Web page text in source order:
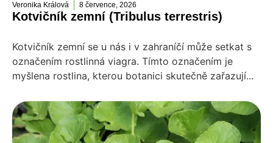
Veronika Králová 8 července, 2026
Kotvičník zemní (Tribulus terrestris)
Kotvičník zemní se u nás i v zahraníčí může setkat s
označením rostlinná viagra. Tímto označením je
myšlena rostlina, kterou botanici skutečně zařazují...